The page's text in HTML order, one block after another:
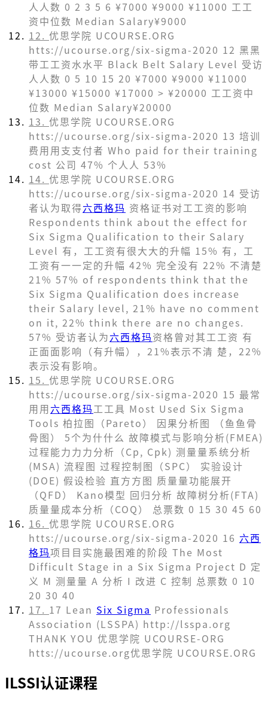
⼈人数 0 2 3 5 6 ¥7000 ¥9000 ¥11000 ⼯工
资中位数 Median Salary¥9000
12. 优思学院 UCOURSE.ORG
htts://ucourse.org/six-sigma-2020 12 ⿊黑
带⼯工资⽔水平 Black Belt Salary Level 受访
⼈人数 0 5 10 15 20 ¥7000 ¥9000 ¥11000
¥13000 ¥15000 ¥17000 > ¥20000 ⼯工资中
位数 Median Salary¥20000
13. 优思学院 UCOURSE.ORG
htts://ucourse.org/six-sigma-2020 13 培训
费⽤用⽀支付者 Who paid for their training
cost 公司 47% 个⼈人 53%
14. 优思学院 UCOURSE.ORG
htts://ucourse.org/six-sigma-2020 14 受访
者认为取得六西格玛 资格证书对⼯工资的影响
Respondents think about the effect for
Six Sigma Qualification to their Salary
Level 有，⼯工资有很⼤大的升幅 15% 有，⼯
工资有⼀一定的升幅 42% 完全没有 22% 不清楚
21% 57% of respondents think that the
Six Sigma Qualification does increase
their Salary level, 21% have no comment
on it, 22% think there are no changes.
57% 受访者认为六西格玛资格曾对其⼯工资 有
正⾯面影响（有升幅），21%表示不清 楚，22%
表示没有影响。
15. 优思学院 UCOURSE.ORG
htts://ucourse.org/six-sigma-2020 15 最常
⽤用 六西格玛⼯工具 Most Used Six Sigma
Tools 柏拉图（Pareto） 因果分析图 （⻥鱼⾻
骨图） 5个为什什么 故障模式与影响分析(FMEA)
过程能⼒力力分析（Cp, Cpk) 测量量系统分析
(MSA) 流程图 过程控制图（SPC） 实验设计
(DOE) 假设检验 直⽅方图 质量量功能展开
（QFD） Kano模型 回归分析 故障树分析(FTA)
质量量成本分析（COQ） 总票数 0 15 30 45 60
16. 优思学院 UCOURSE.ORG
htts://ucourse.org/six-sigma-2020 16 六西
格玛项⽬目实施最困难的阶段 The Most
Difficult Stage in a Six Sigma Project D 定
义 M 测量量 A 分析 I 改进 C 控制 总票数 0 10
20 30 40
17. 17 Lean Six Sigma Professionals
Association (LSSPA) http://lsspa.org
THANK YOU 优思学院 UCOURSE-ORG
htts://ucourse.org优思学院 UCOURSE.ORG
ILSSI认证课程